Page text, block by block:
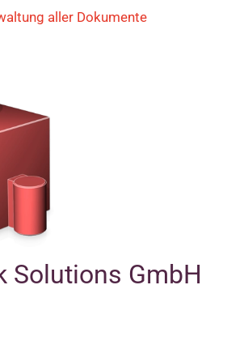
aller Dokumente
Solutions GmbH